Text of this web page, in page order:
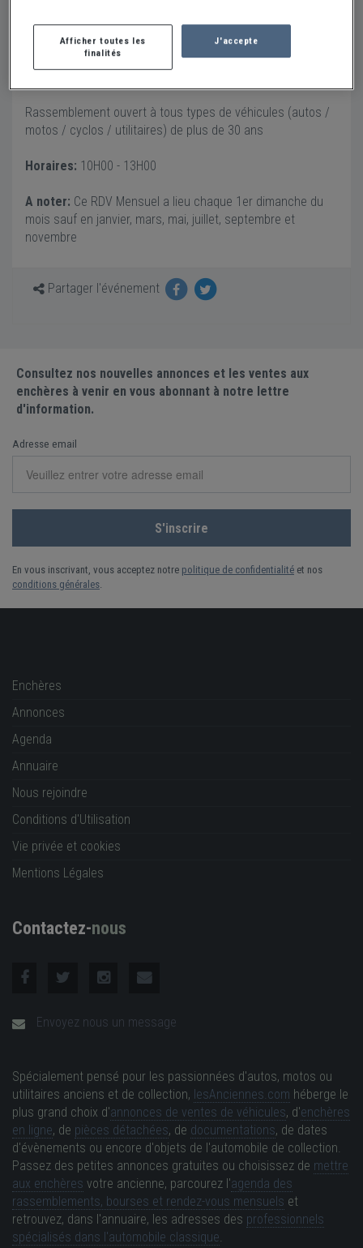
Envoyer un message
07 77 20 56 64
www.calandretorpedo.com
Rassemblement ouvert à tous types de véhicules (autos /
motos / cyclos / utilitaires) de plus de 30 ans
Horaires: 10H00 - 13H00
A noter: Ce RDV Mensuel a lieu chaque 1er dimanche du
mois sauf en janvier, mars, mai, juillet, septembre et
novembre
Partager l'événement
Consultez nos nouvelles annonces et les ventes aux
enchères à venir en vous abonnant à notre lettre
d'information.
Adresse email
En vous inscrivant, vous acceptez notre politique de confidentialité et nos
conditions générales.
Enchères
Annonces
Agenda
Annuaire
Nous rejoindre
Conditions d'Utilisation
Vie privée et cookies
Mentions Légales
Contactez-nous
Envoyez nous un message
Spécialement pensé pour les passionnées d'autos, motos ou
utilitaires anciens et de collection, lesAnciennes.com héberge le
plus grand choix d'annonces de ventes de véhicules, d'enchères
en ligne, de pièces détachées, de documentations, de dates
d'évènements ou encore d'objets de l'automobile de collection.
Passez des petites annonces gratuites ou choisissez de mettre
aux enchères votre ancienne, parcourez l'agenda des
rassemblements, bourses et rendez-vous mensuels et
retrouvez, dans l'annuaire, les adresses des professionnels
spécialisés dans l'automobile classique.
Afficher toutes les
finalités
J'accepte